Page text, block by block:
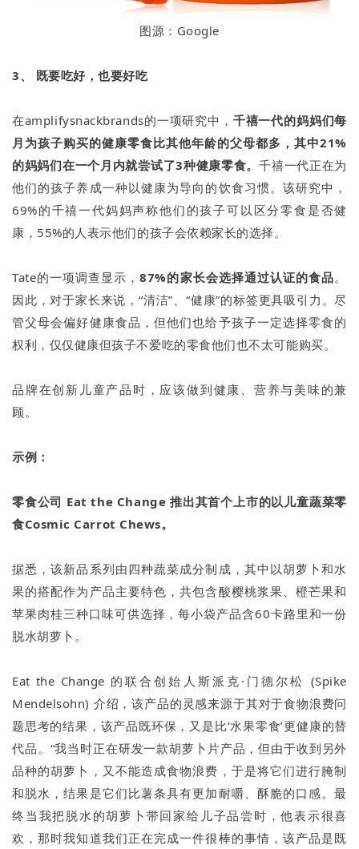
图源：Google
3、 既要吃好，也要好吃
在amplifysnackbrands的一项研究中， 千禧一代的妈妈们每
月为孩子购买的健康零食比其他年龄的父母都多，其中21%
的妈妈们在一个月内就尝试了3种健康零食。千禧一代正在为
他们的孩子养成一种以健康为导向的饮食习惯。该研究中，
69%的千禧一代妈妈声称他们的孩子可以区分零食是否健
康，55%的人表示他们的孩子会依赖家长的选择。
Tate的一项调查显示，87%的家长会选择通过认证的食品。
因此，对于家长来说，“清洁”、“健康”的标签更具吸引力。尽
管父母会偏好健康食品，但他们也给予孩子一定选择零食的
权利，仅仅健康但孩子不爱吃的零食他们也不太可能购买。
品牌在创新儿童产品时，应该做到健康、营养与美味的兼
顾。
示例：
零食公司 Eat the Change 推出其首个上市的以儿童蔬菜零
食Cosmic Carrot Chews。
据悉，该新品系列由四种蔬菜成分制成，其中以胡萝卜和水
果的搭配作为产品主要特色，共包含酸樱桃浆果、橙芒果和
苹果肉桂三种口味可供选择，每小袋产品含60卡路里和一份
脱水胡萝卜。
Eat the Change 的联合创始人斯派克·门德尔松 (Spike
Mendelsohn) 介绍，该产品的灵感来源于其对于食物浪费问
题思考的结果，该产品既环保，又是比‘水果零食’更健康的替
代品。“我当时正在研发一款胡萝卜片产品，但由于收到另外
品种的胡萝卜，又不能造成食物浪费，于是将它们进行腌制
和脱水，结果是它们比薯条具有更加耐嚼、酥脆的口感。最
终当我把脱水的胡萝卜带回家给儿子品尝时，他表示很喜
欢，那时我知道我们正在完成一件很棒的事情，该产品是既